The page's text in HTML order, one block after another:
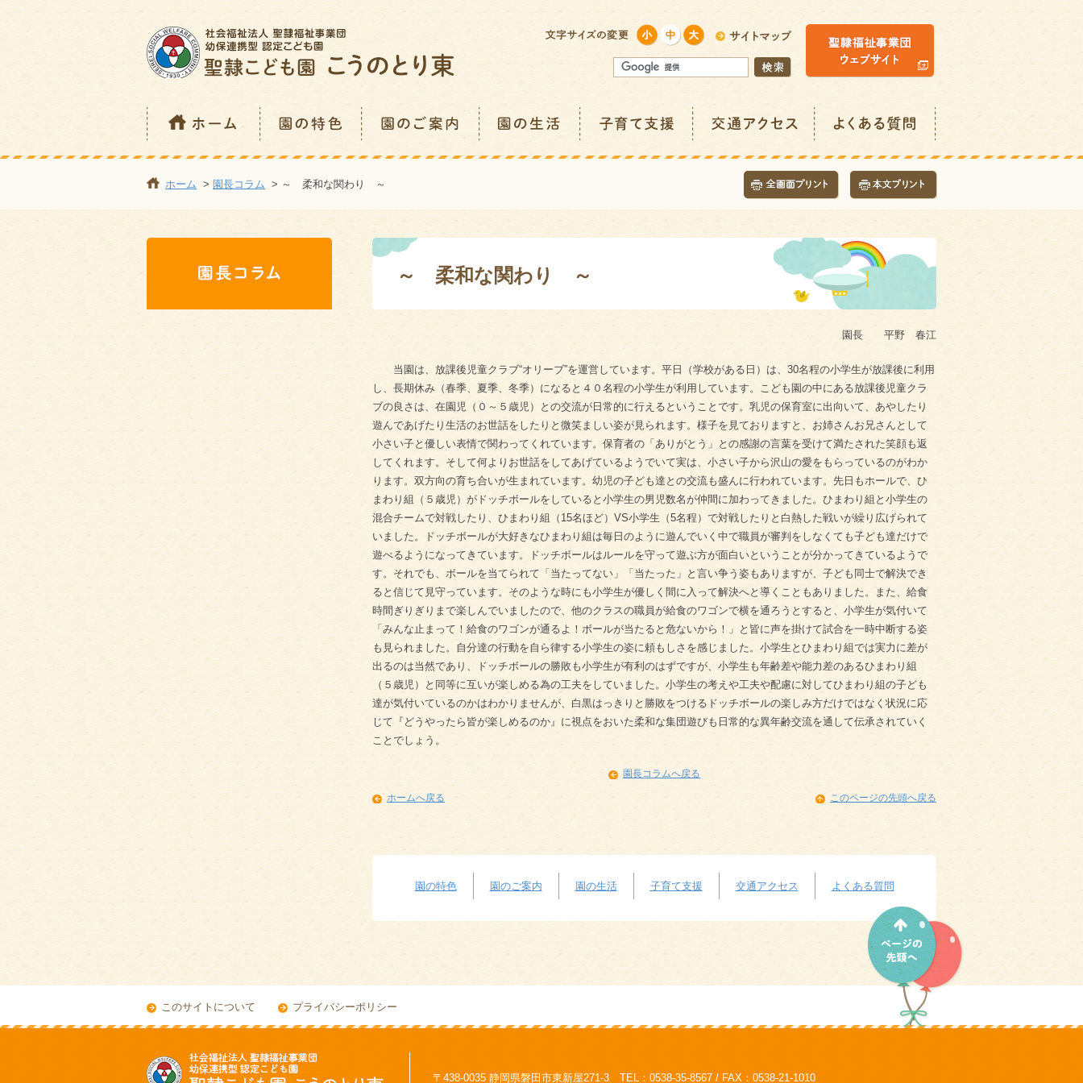
ホーム > 園長コラム > ～ 柔和な関わり ～
～ 柔和な関わり ～
園長 平野 春江
当園は、放課後児童クラブ“オリーブ”を運営しています。平日（学校がある日）は、30名程の小学生が放課後に利用
し、長期休み（春季、夏季、冬季）になると４０名程の小学生が利用しています。こども園の中にある放課後児童クラ
ブの良さは、在園児（０～５歳児）との交流が日常的に行えるということです。乳児の保育室に出向いて、あやしたり
遊んであげたり生活のお世話をしたりと微笑ましい姿が見られます。様子を見ておりますと、お姉さんお兄さんとして
小さい子と優しい表情で関わってくれています。保育者の「ありがとう」との感謝の言葉を受けて満たされた笑顔も返
してくれます。そして何よりお世話をしてあげているようでいて実は、小さい子から沢山の愛をもらっているのがわか
ります。双方向の育ち合いが生まれています。幼児の子ども達との交流も盛んに行われています。先日もホールで、ひ
まわり組（５歳児）がドッチボールをしていると小学生の男児数名が仲間に加わってきました。ひまわり組と小学生の
混合チームで対戦したり、ひまわり組（15名ほど）VS小学生（5名程）で対戦したりと白熱した戦いが繰り広げられて
いました。ドッチボールが大好きなひまわり組は毎日のように遊んでいく中で職員が審判をしなくても子ども達だけで
遊べるようになってきています。ドッチボールはルールを守って遊ぶ方が面白いということが分かってきているようで
す。それでも、ボールを当てられて「当たってない」「当たった」と言い争う姿もありますが、子ども同士で解決でき
ると信じて見守っています。そのような時にも小学生が優しく間に入って解決へと導くこともありました。また、給食
時間ぎりぎりまで楽しんでいましたので、他のクラスの職員が給食のワゴンで横を通ろうとすると、小学生が気付いて
「みんな止まって！給食のワゴンが通るよ！ボールが当たると危ないから！」と皆に声を掛けて試合を一時中断する姿
も見られました。自分達の行動を自ら律する小学生の姿に頼もしさを感じました。小学生とひまわり組では実力に差が
出るのは当然であり、ドッチボールの勝敗も小学生が有利のはずですが、小学生も年齢差や能力差のあるひまわり組
（５歳児）と同等に互いが楽しめる為の工夫をしていました。小学生の考えや工夫や配慮に対してひまわり組の子ども
達が気付いているのかはわかりませんが、白黒はっきりと勝敗をつけるドッチボールの楽しみ方だけではなく状況に応
じて『どうやったら皆が楽しめるのか』に視点をおいた柔和な集団遊びも日常的な異年齢交流を通して伝承されていく
ことでしょう。
園長コラムへ戻る
ホームへ戻る このページの先頭へ戻る
園の特色 園のご案内 園の生活 子育て支援 交通アクセス よくある質問
このサイトについて プライバシーポリシー
〒438-0035 静岡県磐田市東新屋271-3 TEL：0538-35-8567 / FAX：0538-21-1010